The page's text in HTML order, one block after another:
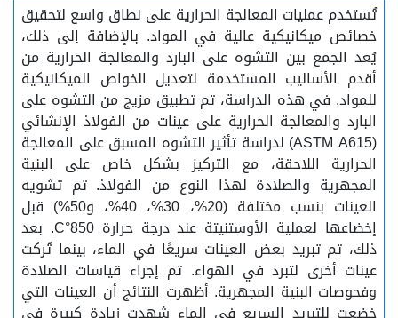
تُستخدم عمليات المعالجة الحرارية على نطاق واسع لتحقيق
خصائص ميكانيكية عالية في المواد. بالإضافة إلى ذلك،
يُعد الجمع بين التشوه على البارد والمعالجة الحرارية من
أقدم الأساليب المستخدمة لتعديل الخواص الميكانيكية
للمواد. في هذه الدراسة، تم تطبيق مزيج من التشوه على
البارد والمعالجة الحرارية على عينات من الفولاذ الإنشائي
(ASTM A615) لدراسة تأثير التشوه المسبق على المعالجة
الحرارية اللاحقة، مع التركيز بشكل خاص على البنية
المجهرية والصلادة لهذا النوع من الفولاذ. تم تشويه
العينات بنسب مختلفة (20%، 30%، 40%، و50%) قبل
إخضاعها لعملية الأوستنيتة عند درجة حرارة 850°C. بعد
ذلك، تم تبريد بعض العينات سريعًا في الماء، بينما تُركت
عينات أخرى لتبرد في الهواء. تم إجراء قياسات الصلادة
وفحوصات البنية المجهرية. أظهرت النتائج أن العينات التي